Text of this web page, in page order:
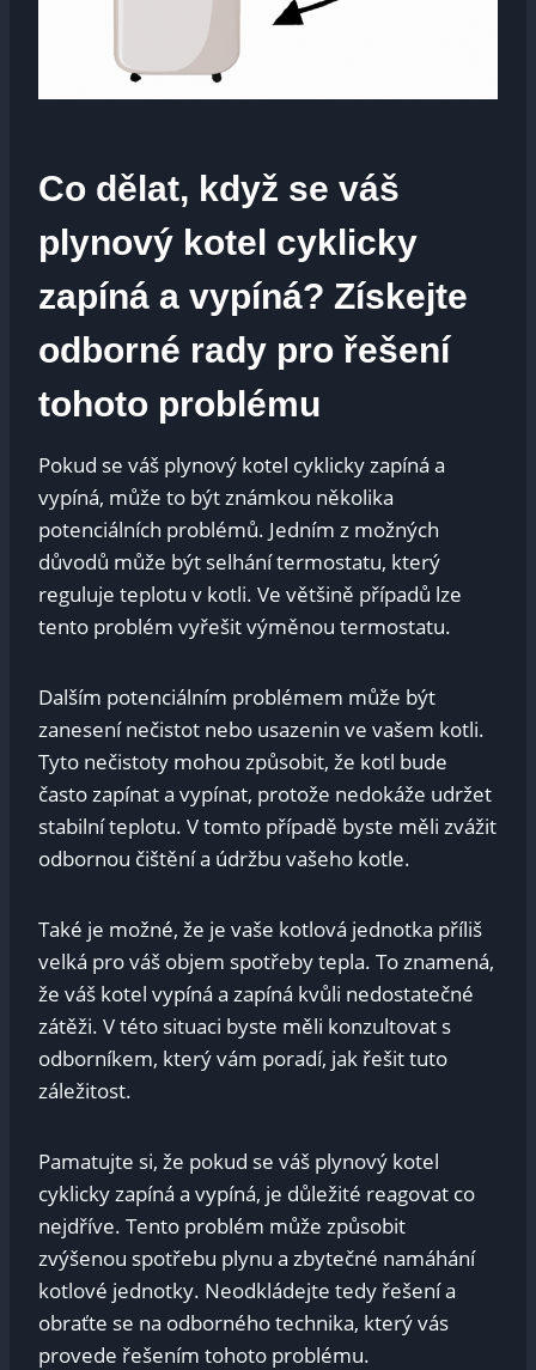
Co dělat, když se váš
plynový kotel cyklicky
zapíná a vypíná? Získejte
odborné rady pro řešení
tohoto problému
Pokud se váš plynový kotel cyklicky zapíná a
vypíná, může to být známkou několika
potenciálních problémů. Jedním z možných
důvodů může být selhání termostatu, který
reguluje teplotu v kotli. Ve většině případů lze
tento problém vyřešit výměnou termostatu.
Dalším potenciálním problémem může být
zanesení nečistot nebo usazenin ve vašem kotli.
Tyto nečistoty mohou způsobit, že kotl bude
často zapínat a vypínat, protože nedokáže udržet
stabilní teplotu. V tomto případě byste měli zvážit
odbornou čištění a údržbu vašeho kotle.
Také je možné, že je vaše kotlová jednotka příliš
velká pro váš objem spotřeby tepla. To znamená,
že váš kotel vypíná a zapíná kvůli nedostatečné
zátěži. V této situaci byste měli konzultovat s
odborníkem, který vám poradí, jak řešit tuto
záležitost.
Pamatujte si, že pokud se váš plynový kotel
cyklicky zapíná a vypíná, je důležité reagovat co
nejdříve. Tento problém může způsobit
zvýšenou spotřebu plynu a zbytečné namáhání
kotlové jednotky. Neodkládejte tedy řešení a
obraťte se na odborného technika, který vás
provede řešením tohoto problému.